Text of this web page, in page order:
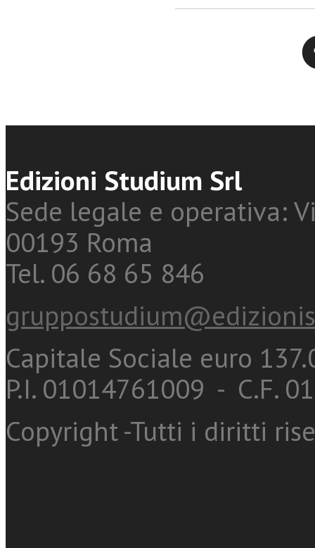
Edizioni Studium Srl
Sede legale e operativa:
00193 Roma
Tel. 06 68 65 846
Capitale Sociale euro
P.I. 01014761009 - C.F.
Copyright -Tutti i diritti